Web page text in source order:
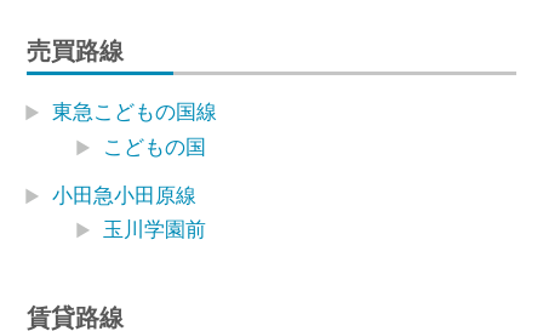
売買路線
東急こどもの国線
こどもの国
小田急小田原線
玉川学園前
賃貸路線